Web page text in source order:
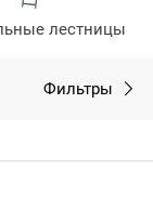
лестницы
Фильтры